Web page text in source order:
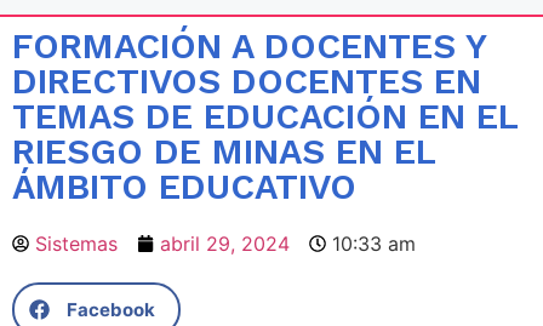
FORMACIÓN A DOCENTES Y
DIRECTIVOS DOCENTES EN
TEMAS DE EDUCACIÓN EN EL
RIESGO DE MINAS EN EL
ÁMBITO EDUCATIVO
Sistemas abril 29, 2024 10:33 am
Facebook